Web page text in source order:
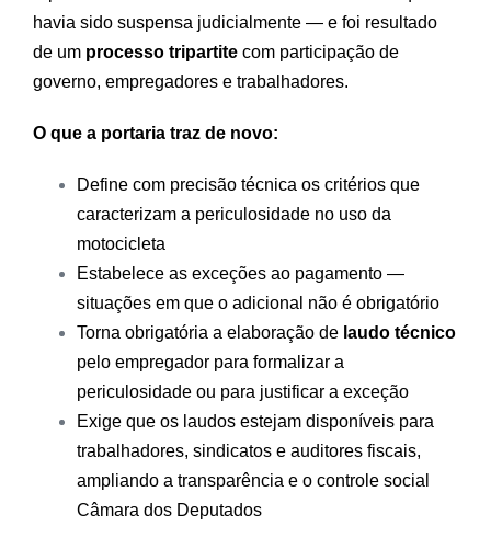
havia sido suspensa judicialmente — e foi resultado
de um processo tripartite com participação de
governo, empregadores e trabalhadores.
O que a portaria traz de novo:
Define com precisão técnica os critérios que
caracterizam a periculosidade no uso da
motocicleta
Estabelece as exceções ao pagamento —
situações em que o adicional não é obrigatório
Torna obrigatória a elaboração de laudo técnico
pelo empregador para formalizar a
periculosidade ou para justificar a exceção
Exige que os laudos estejam disponíveis para
trabalhadores, sindicatos e auditores fiscais,
ampliando a transparência e o controle social
Câmara dos Deputados